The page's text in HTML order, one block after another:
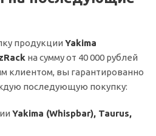
продукции Yakima
на сумму от 40 000 рублей
клиентом, вы гарантированно
последующую покупку:
Yakima (Whispbar), Taurus,